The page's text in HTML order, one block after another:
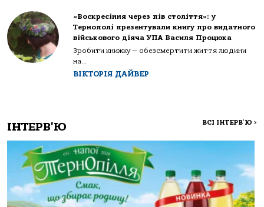
«Воскресіння через пів століття»: у
Тернополі презентували книгу про видатного
військового діяча УПА Василя Процюка
Зробити книжку — обезсмертити життя людини
на...
ВІКТОРІЯ ДАЙВЕР
ІНТЕРВ'Ю ВСІ ІНТЕРВ'Ю >